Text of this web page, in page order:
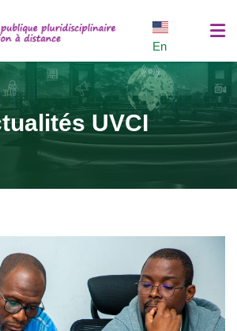
En
UVCI